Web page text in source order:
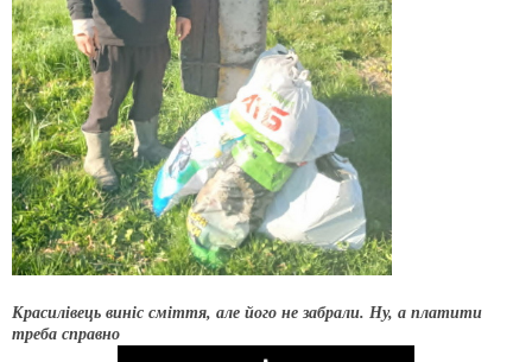
Красилівець виніс сміття, але його не забрали. Ну, а платити
треба справно